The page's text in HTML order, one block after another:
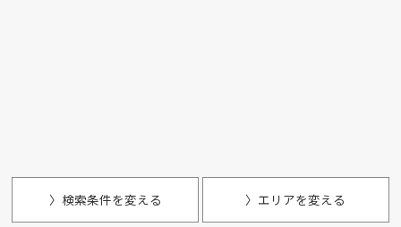
〉検索条件を変える 〉エリアを変える